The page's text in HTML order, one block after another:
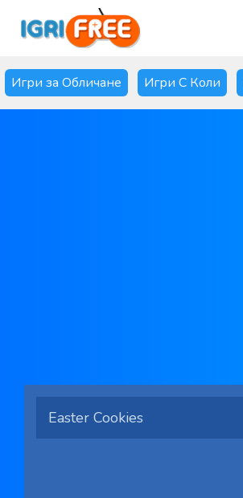
Игри за Обличане Игри С Коли
Easter Cookies